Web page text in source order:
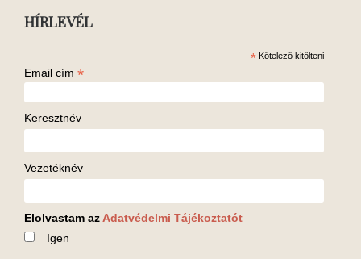
HÍRLEVÉL
* Kötelező kitölteni
Email cím *
Keresztnév
Vezetéknév
Elolvastam az Adatvédelmi Tájékoztatót
Igen